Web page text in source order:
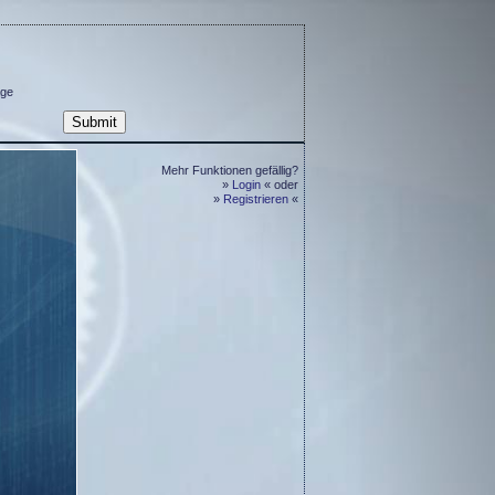
Mehr Funktionen gefällig?
» Login « oder
» Registrieren «